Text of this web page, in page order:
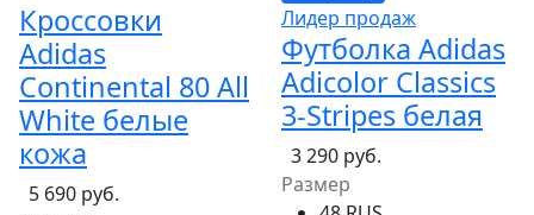
Кроссовки
Adidas
Continental 80 All
White белые
кожа
5 690 руб.
Лидер продаж
Футболка Adidas
Adicolor Classics
3-Stripes белая
3 290 руб.
Размер